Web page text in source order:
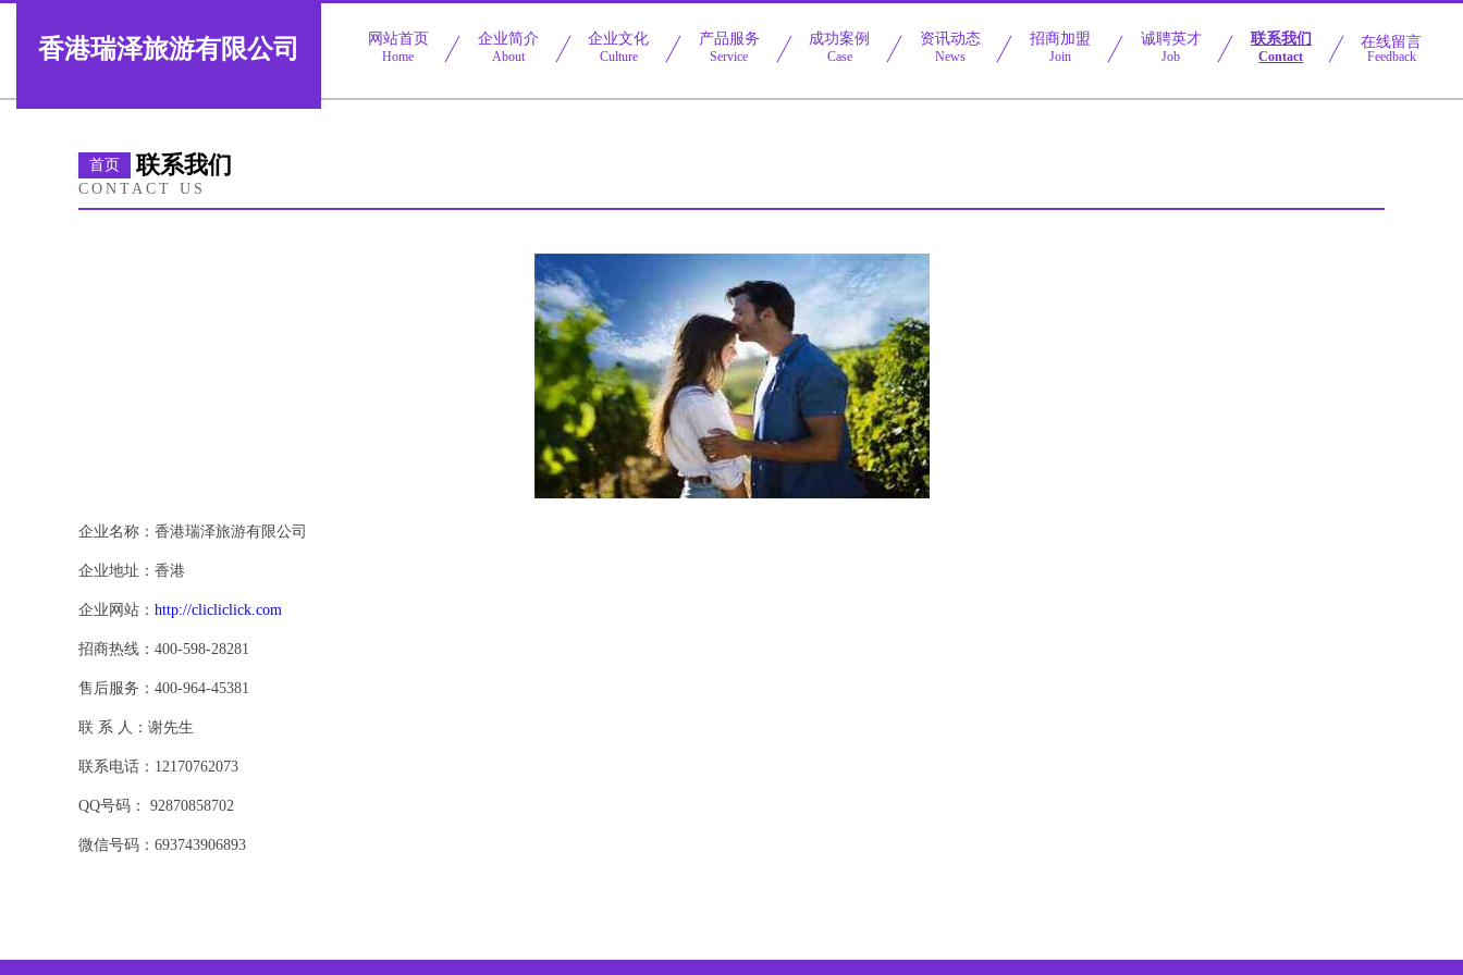
香港瑞泽旅游有限公司 网站首页
Home
企业简介
About
企业文化
Culture
产品服务
Service
成功案例
Case
资讯动态
News
招商加盟
Join
诚聘英才
Job
联系我们
Contact
在线留言
Feedback
首页 联系我们
CONTACT US
企业名称：香港瑞泽旅游有限公司
企业地址：香港
企业网站： http://clicliclick.com
招商热线：400-598-28281
售后服务：400-964-45381
联 系 人：谢先生
联系电话：12170762073
QQ号码： 92870858702
微信号码：693743906893